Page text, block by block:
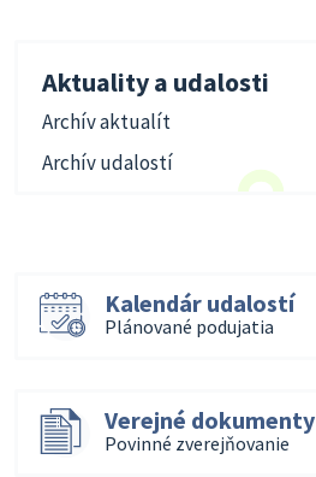
Aktuality a udalosti
Archív aktualít
Archív udalostí
Kalendár udalostí
Plánované podujatia
Verejné dokumenty
Povinné zverejňovanie